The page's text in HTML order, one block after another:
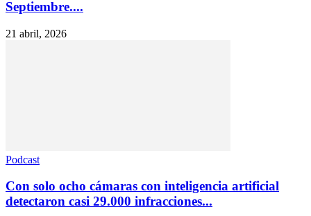
Septiembre....
21 abril, 2026
Podcast
Con solo ocho cámaras con inteligencia artificial
detectaron casi 29.000 infracciones...